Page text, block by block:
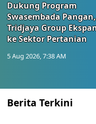
Dukung Program
Swasembada Pangan,
Tridjaya Group
ke Sektor Pertanian
5 Aug 2026, 7:38 AM
Berita Terkini